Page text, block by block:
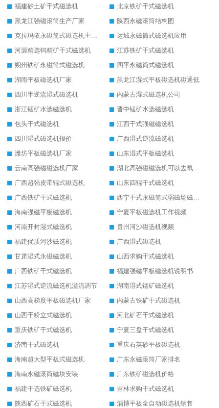
福建砂土矿干式磁选机
北京铁矿干式磁选机
黑龙江强磁滚筒生产厂家
陕西永磁滚筒结构图
克拉玛依永磁筒式磁选机主要技术参数
运城永磁筒式磁选机应用
河源精选钨精矿干式磁选机
江苏铁矿干式磁选机
朔州铁矿永磁筒式磁选机
四平永磁筒式磁选机
湖南平板磁选机厂家
黑龙江湿式平板磁选机磁通低
四川半逆流湿式磁选机
内蒙古湿式磁选机公司
浙江锰矿水选磁选机
晋中锰矿水选磁选机
包头干式磁选机
江西干式强磁磁选机
四川湿式磁选机报价
广西湿式逆流磁选机
潍坊平板磁选机厂家
山东湿式平板磁选机
云南高强磁磁选机厂家
湖北高强磁磁选机可以去氧化铝
广西超强皮带辊式磁选机
山东四辊干式磁选机
广西铁矿干式磁选机
西宁干式永磁筒式弱磁场磁选机结构图
海南强磁平板磁选机
宁夏平板磁选机工作视频
河南开封湿式磁选机
贵州河沙磁选机视频
福建优质河沙磁选机
广西湿式磁选机
甘肃湿式永磁磁选机
山西求购干式磁选机
广西铁矿干式磁选机
福建强磁平板磁选机说明书
江苏湿式逆流磁选机溢流调节
湖南湿式锰矿磁选机
山西高梯度平板磁选机厂家
内蒙古铁矿干式磁选机
山西干粉立式磁选机
河北矿石干式磁选机
重庆铁矿干式磁选机
宁夏三盘干式磁选机
济南干式磁选机
重庆石英砂平板磁选机
海南超大型平板式磁选机
广东永磁滚筒厂家排名
海南永磁滚筒磁块安装
广东铁矿磁选机价格
福建干选铁矿磁选机
吉林求购干式磁选机
陕西矿石干式磁选机
淄博平板全自动磁选机销售